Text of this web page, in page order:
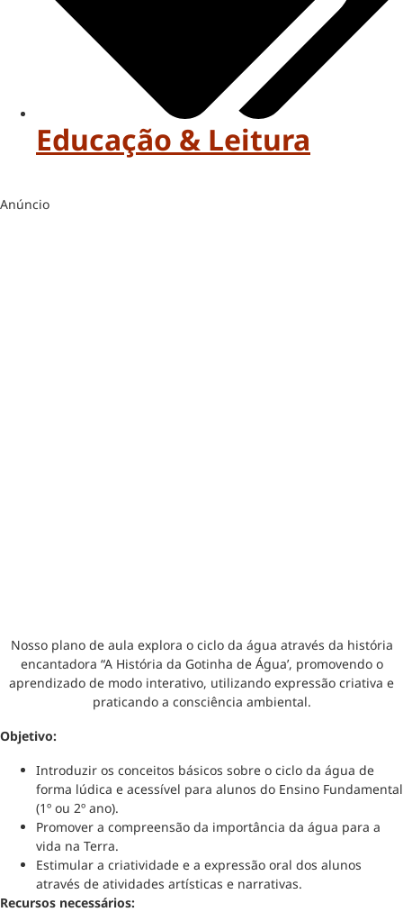
Educação & Leitura
Anúncio
Nosso plano de aula explora o ciclo da água através da história
encantadora “A História da Gotinha de Água’, promovendo o
aprendizado de modo interativo, utilizando expressão criativa e
praticando a consciência ambiental.
Objetivo:
Introduzir os conceitos básicos sobre o ciclo da água de
forma lúdica e acessível para alunos do Ensino Fundamental
(1º ou 2º ano).
Promover a compreensão da importância da água para a
vida na Terra.
Estimular a criatividade e a expressão oral dos alunos
através de atividades artísticas e narrativas.
Recursos necessários: